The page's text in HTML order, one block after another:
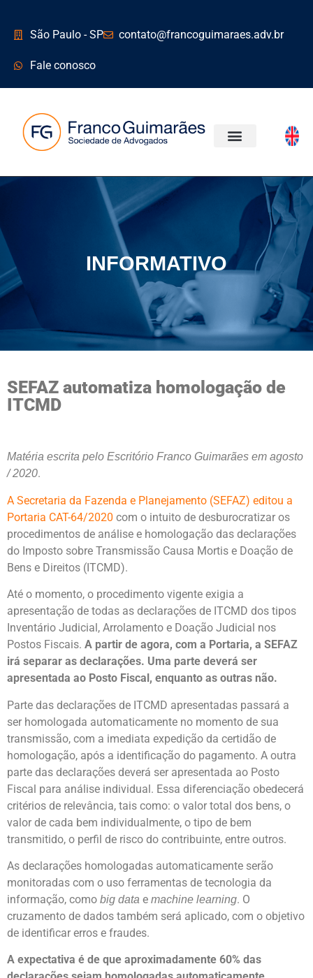
São Paulo - SP contato@francoguimaraes.adv.br
Fale conosco
INFORMATIVO
SEFAZ automatiza homologação de
ITCMD
Matéria escrita pelo Escritório Franco Guimarães em agosto
/ 2020.
A Secretaria da Fazenda e Planejamento (SEFAZ) editou a
Portaria CAT-64/2020 com o intuito de desburocratizar os
procedimentos de análise e homologação das declarações
do Imposto sobre Transmissão Causa Mortis e Doação de
Bens e Direitos (ITCMD).
Até o momento, o procedimento vigente exigia a
apresentação de todas as declarações de ITCMD dos tipos
Inventário Judicial, Arrolamento e Doação Judicial nos
Postos Fiscais. A partir de agora, com a Portaria, a SEFAZ
irá separar as declarações. Uma parte deverá ser
apresentada ao Posto Fiscal, enquanto as outras não.
Parte das declarações de ITCMD apresentadas passará a
ser homologada automaticamente no momento de sua
transmissão, com a imediata expedição da certidão de
homologação, após a identificação do pagamento. A outra
parte das declarações deverá ser apresentada ao Posto
Fiscal para análise individual. Essa diferenciação obedecerá
critérios de relevância, tais como: o valor total dos bens, o
valor de cada bem individualmente, o tipo de bem
transmitido, o perfil de risco do contribuinte, entre outros.
As declarações homologadas automaticamente serão
monitoradas com o uso ferramentas de tecnologia da
informação, como big data e machine learning. O
cruzamento de dados também será aplicado, com o objetivo
de identificar erros e fraudes.
A expectativa é de que aproximadamente 60% das